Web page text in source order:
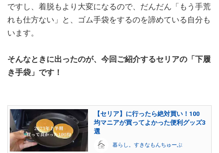
ですし、着脱もより大変になるので、だんだん「もう手荒
れも仕方ない」と、ゴム手袋をするのを諦めている自分も
います。
そんなときに出ったのが、今回ご紹介するセリアの「下履
き手袋」です！
【セリア】に行ったら絶対買い！100
均マニアが買ってよかった便利グッズ3
選
暮らし。すきなもんちゅーぶ